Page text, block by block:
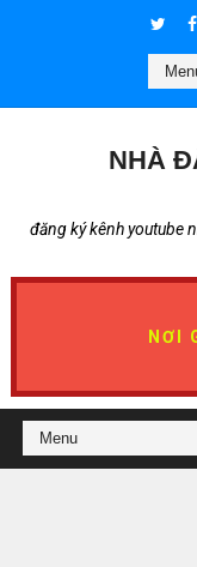
NHÀ
đăng ký kênh youtube
NƠI